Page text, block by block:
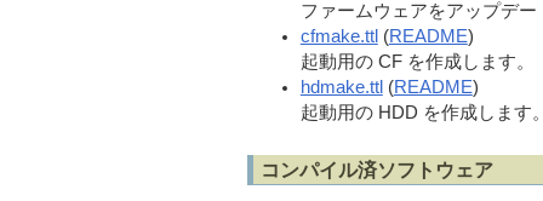
ファームウェアをアップデー
cfmake.ttl (README)
起動用の CF を作成します。
hdmake.ttl (README)
起動用の HDD を作成します
コンパイル済ソフトウェア